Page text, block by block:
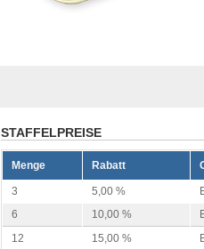
STAFFELPREISE
Menge Rabatt
3 5,00 %
6
10,00 %
12
15,00 %